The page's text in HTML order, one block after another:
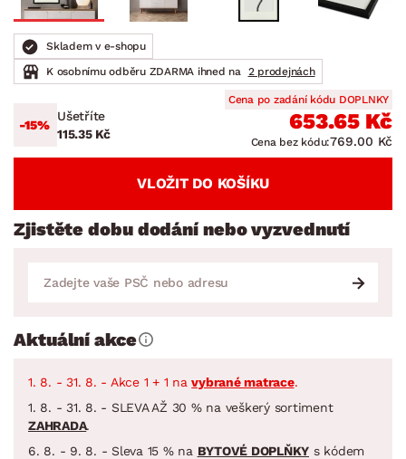
Skladem v e-shopu
K osobnímu odběru ZDARMA ihned na
2 prodejnách
-15%
Ušetříte
115.35 Kč
Cena po zadání kódu DOPLNKY
653.65 Kč
Cena bez kódu:769.00 Kč
VLOŽIT DO KOŠÍKU
Zjistěte dobu dodání nebo vyzvednutí
Aktuální akce
1. 8. - 31. 8. - Akce 1 + 1 navybrané matrace.
1. 8. - 31. 8. - SLEVA AŽ 30 % na veškerý sortiment
ZAHRADA.
6. 8. - 9. 8. - Sleva 15 % na BYTOVÉ DOPLŇKY s kódem